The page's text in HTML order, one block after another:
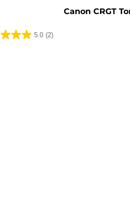
Canon CRGT
5.0 (2)